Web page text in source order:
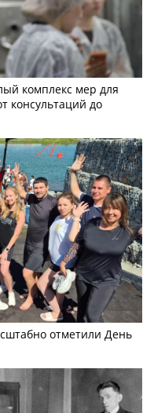
комплекс мер для
консультаций до
отметили День